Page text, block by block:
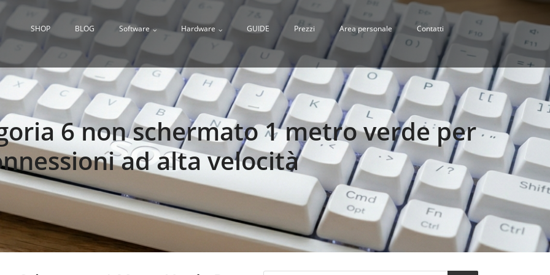
SHOP BLOG Software Hardware GUIDE Prezzi Area personale Contatti
6 non schermato 1 metro verde per
ad alta velocità